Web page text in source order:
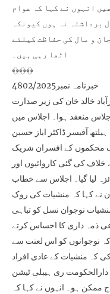
انہوں نے کہا کہ عوام
برداشتہ نہ ہوں کیونکہ
و مال کی حفاظت کیلئے
اٹھا رہی ہیں۔
﴾﴿﴾﴿﴾﴿
خبرنامہ نمبر4802/2025
جعفرآباد خالد خان کی زیر صدارت
منعقد ہوا۔ اجلاس میں
آفیسر ڈاکٹر ایاز حسین
محکموں کے افسران شریک
کی گئی کاروائیوں اور
لیا گیا۔ اجلاس سے خطاب
نے کہا کہ منشیات کی روک
نوجوان نسل کو تباہی
ذمہ داری کا احساس کرتے
نوجوانوں کو اس لعنت سے
کہ منشیات کے عادی افراد
ری ہیبلی ٹیشن
ممکن ہو۔ انہوں نے کہا کہ